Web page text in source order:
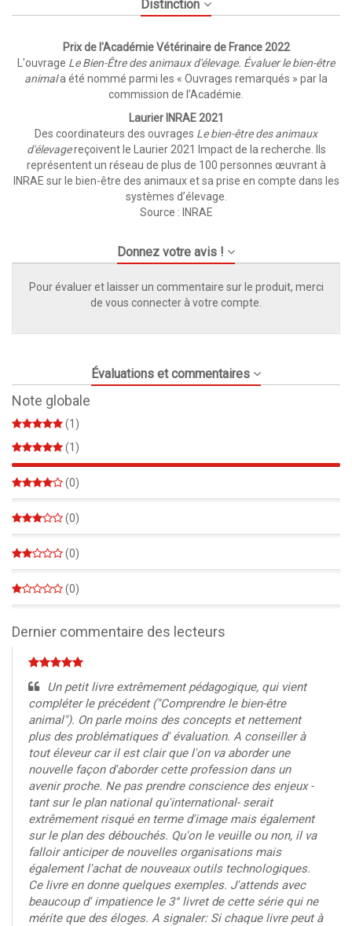
Distinction
Prix de l'Académie Vétérinaire de France 2022
L'ouvrage Le Bien-Être des animaux d'élevage. Évaluer le bien-être
animala été nommé parmi les « Ouvrages remarqués » par la
commission de l’Académie.
Laurier INRAE 2021
Des coordinateurs des ouvrages Le bien-être des animaux
d'élevagereçoivent le Laurier 2021 Impact de la recherche. Ils
représentent un réseau de plus de 100 personnes œuvrant à
INRAE sur le bien-être des animaux et sa prise en compte dans les
systèmes d’élevage.
Source : INRAE
Donnez votre avis !
Pour évaluer et laisser un commentaire sur le produit, merci
de vous connecter à votre compte.
Évaluations et commentaires
Note globale
(1)
(1)
100%
(0)
(0)
(0)
(0)
Dernier commentaire des lecteurs
Un petit livre extrêmement pédagogique, qui vient
compléter le précédent ("Comprendre le bien-être
animal"). On parle moins des concepts et nettement
plus des problématiques d' évaluation. A conseiller à
tout éleveur car il est clair que l'on va aborder une
nouvelle façon d'aborder cette profession dans un
avenir proche. Ne pas prendre conscience des enjeux -
tant sur le plan national qu'international- serait
extrêmement risqué en terme d'image mais également
sur le plan des débouchés. Qu'on le veuille ou non, il va
falloir anticiper de nouvelles organisations mais
également l'achat de nouveaux outils technologiques.
Ce livre en donne quelques exemples. J'attends avec
beaucoup d' impatience le 3° livret de cette série qui ne
mérite que des éloges. A signaler: Si chaque livre peut à